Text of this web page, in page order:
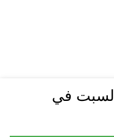
السبت في